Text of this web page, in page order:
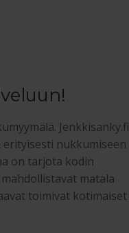
Jenkkisanky.fi
nukkumiseen
on tarjota kodin
matala
toimivat kotimaiset